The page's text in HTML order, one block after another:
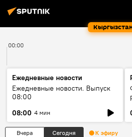
00:00
Ежедневные новости
Ежедневные новости. Выпуск
08:00
08:00 4 мин
Вчера Сегодня К эфиру